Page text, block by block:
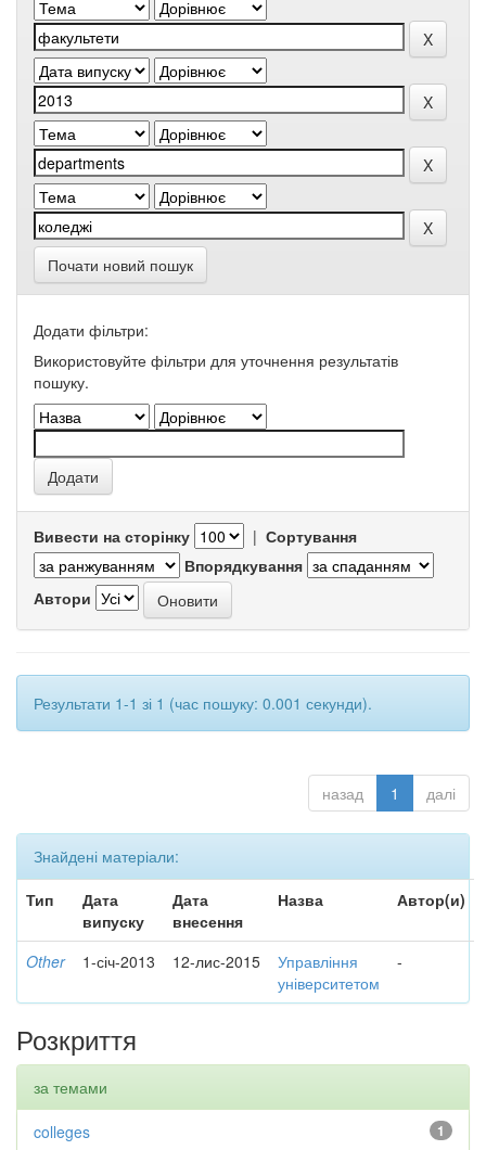
Почати новий пошук
Додати фільтри:
Використовуйте фільтри для уточнення результатів
пошуку.
Вивести на сторінку | Сортування
Впорядкування
Автори
Результати 1-1 зі 1 (час пошуку: 0.001 секунди).
назад 1 далі
Знайдені матеріали:
Тип
Дата
випуску
Дата
внесення
Назва Автор(и)
Other 1-січ-2013 12-лис-2015
Управління
університетом
-
Розкриття
за темами
1
colleges